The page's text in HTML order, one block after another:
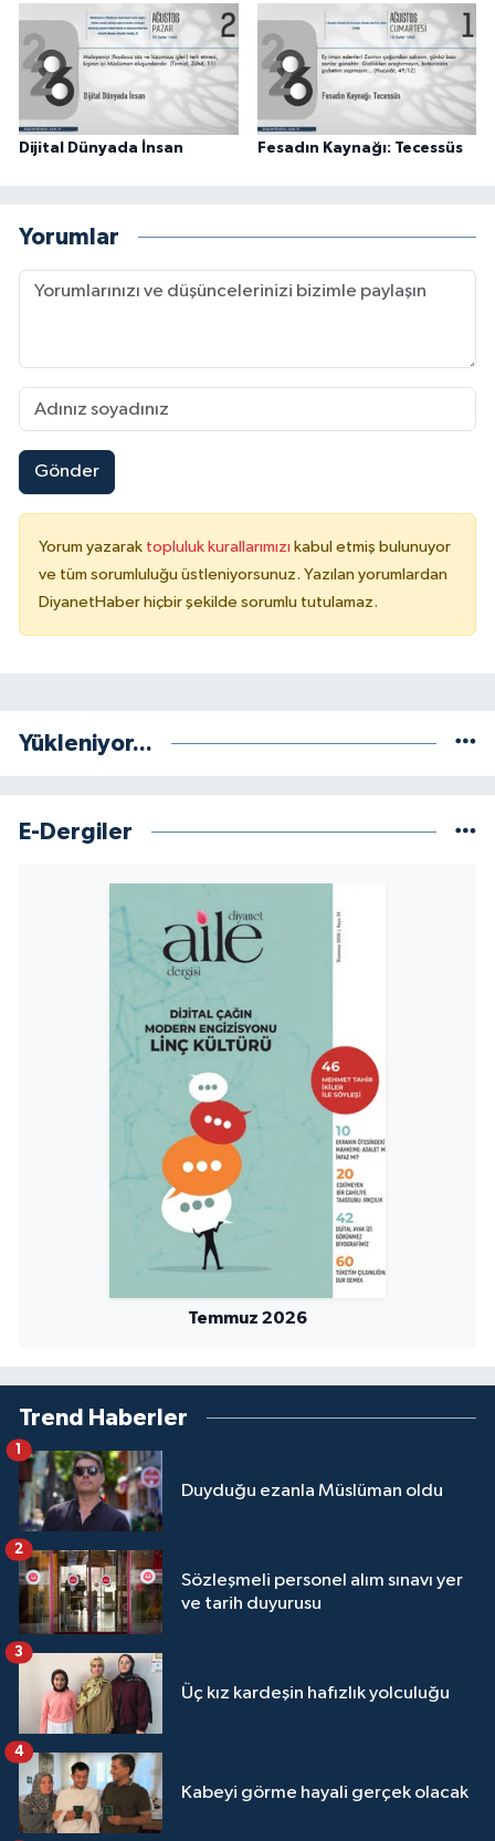
Dijital Dünyada İnsan Fesadın Kaynağı: Tecessüs
Yorumlar
Gönder
Yorum yazarak topluluk kurallarımızı kabul etmiş bulunuyor
ve tüm sorumluluğu üstleniyorsunuz. Yazılan yorumlardan
DiyanetHaber hiçbir şekilde sorumlu tutulamaz.
Yükleniyor...
E-Dergiler
Temmuz 2026
Trend Haberler
Duyduğu ezanla Müslüman oldu
1
Sözleşmeli personel alım sınavı yer
ve tarih duyurusu
2
Üç kız kardeşin hafızlık yolculuğu
3
Kabeyi görme hayali gerçek olacak
4
Niğde Müftülüğü
Ordu Müftülüğü
Rize Müftülüğü
Sakarya Müftülüğü
Siirt Müftülüğü
Sinop Müftülüğü
Tokat Müftülüğü
Tunceli Müftülüğü
Uşak Müftülüğü
Van Müftülüğü
Yalova Müftülüğü
Yozgat Müftülüğü
Zonguldak Müftülüğü